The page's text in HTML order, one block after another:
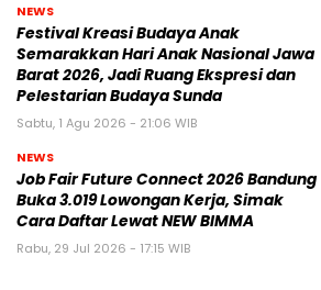
NEWS
Festival Kreasi Budaya Anak
Semarakkan Hari Anak Nasional Jawa
Barat 2026, Jadi Ruang Ekspresi dan
Pelestarian Budaya Sunda
Sabtu, 1 Agu 2026 - 21:06 WIB
NEWS
Job Fair Future Connect 2026 Bandung
Buka 3.019 Lowongan Kerja, Simak
Cara Daftar Lewat NEW BIMMA
Rabu, 29 Jul 2026 - 17:15 WIB